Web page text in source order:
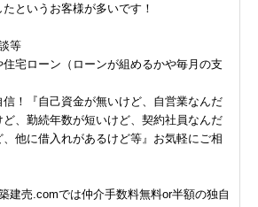
というお客様が多いです！
等
宅ローン（ローンが組めるかや毎月の支
！『自己資金が無いけど、自営業なんだ
、勤続年数が短いけど、契約社員なんだ
他に借入れがあるけど等』お気軽にご相
建売.comでは仲介手数料無料or半額の独自